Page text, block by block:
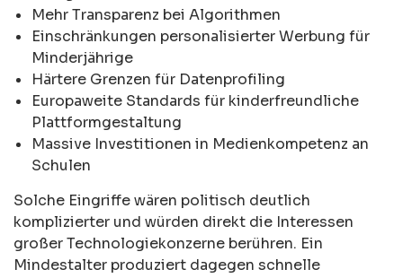
Mehr Transparenz bei Algorithmen
Einschränkungen personalisierter Werbung für
Minderjährige
Härtere Grenzen für Datenprofiling
Europaweite Standards für kinderfreundliche
Plattformgestaltung
Massive Investitionen in Medienkompetenz an
Schulen
Solche Eingriffe wären politisch deutlich
komplizierter und würden direkt die Interessen
großer Technologiekonzerne berühren. Ein
Mindestalter produziert dagegen schnelle